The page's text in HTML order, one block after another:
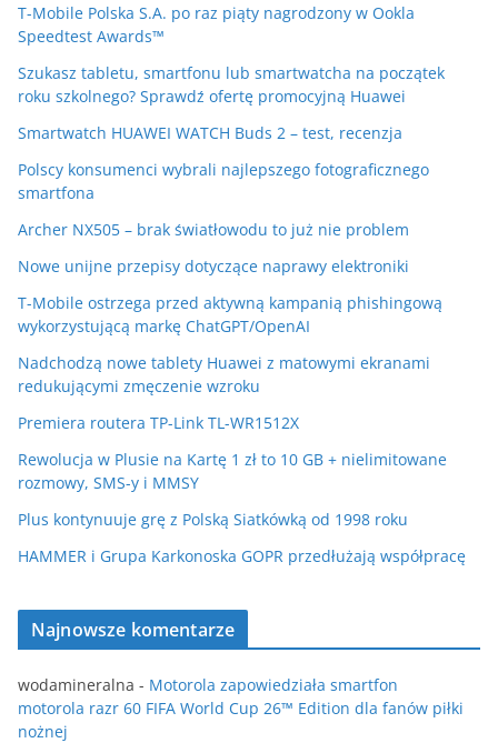
T-Mobile Polska S.A. po raz piąty nagrodzony w Ookla
Speedtest Awards™
Szukasz tabletu, smartfonu lub smartwatcha na początek
roku szkolnego? Sprawdź ofertę promocyjną Huawei
Smartwatch HUAWEI WATCH Buds 2 – test, recenzja
Polscy konsumenci wybrali najlepszego fotograficznego
smartfona
Archer NX505 – brak światłowodu to już nie problem
Nowe unijne przepisy dotyczące naprawy elektroniki
T-Mobile ostrzega przed aktywną kampanią phishingową
wykorzystującą markę ChatGPT/OpenAI
Nadchodzą nowe tablety Huawei z matowymi ekranami
redukującymi zmęczenie wzroku
Premiera routera TP-Link TL-WR1512X
Rewolucja w Plusie na Kartę 1 zł to 10 GB + nielimitowane
rozmowy, SMS-y i MMSY
Plus kontynuuje grę z Polską Siatkówką od 1998 roku
HAMMER i Grupa Karkonoska GOPR przedłużają współpracę
Najnowsze komentarze
wodamineralna - Motorola zapowiedziała smartfon
motorola razr 60 FIFA World Cup 26™ Edition dla fanów piłki
nożnej